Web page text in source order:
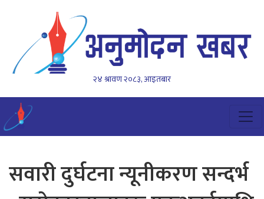
२४ श्रावण २०८३, आइतबार
सवारी दुर्घटना न्यूनीकरण सन्दर्भ